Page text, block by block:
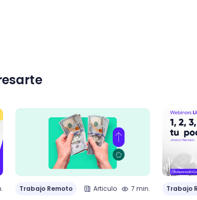
Trabajo Remoto Articulo 7 min. Trabajo